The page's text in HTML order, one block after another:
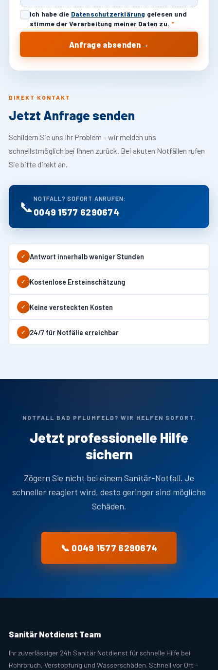
DIREKT KONTAKT
Jetzt Anfrage senden
Schildern Sie uns Ihr Problem – wir melden uns
schnellstmöglich bei Ihnen zurück. Bei akuten Notfällen rufen
Sie bitte direkt an.
📞 NOTFALL? SOFORT ANRUFEN:
0049 1577 6290674
✓ Antwort innerhalb weniger Stunden
✓ Kostenlose Ersteinschätzung
✓ Keine versteckten Kosten
✓ 24/7 für Notfälle erreichbar
Ich habe die Datenschutzerklärung gelesen und
stimme der Verarbeitung meiner Daten zu. *
Anfrage absenden →
NOTFALL BAD PFLUMFELD? WIR HELFEN SOFORT.
Jetzt professionelle Hilfe
sichern
Zögern Sie nicht bei einem Sanitär-Notfall. Je
schneller reagiert wird, desto geringer sind mögliche
Schäden.
📞 0049 1577 6290674
Sanitär Notdienst Team
Ihr zuverlässiger 24h Sanitär Notdienst für schnelle Hilfe bei
Rohrbruch, Verstopfung und Wasserschäden. Schnell vor Ort –